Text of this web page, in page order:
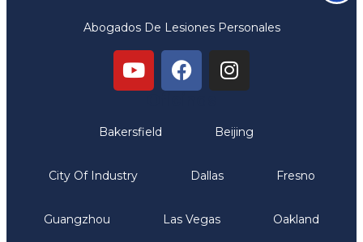
Abogados De Lesiones Personales
Bakersfield Beijing
City Of Industry Dallas Fresno
Guangzhou Las Vegas Oakland